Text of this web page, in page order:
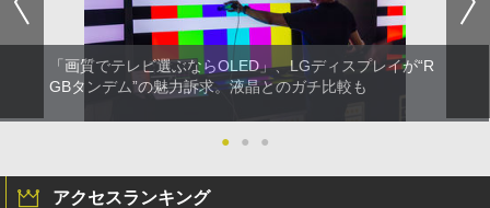
「画質でテレビ選ぶならOLED」、LGディスプレイが“R
GBタンデム”の魅力訴求。液晶とのガチ比較も
● ● ●
アクセスランキング